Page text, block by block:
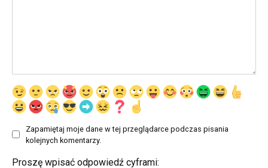
Zapamiętaj moje dane w tej przeglądarce podczas pisania
kolejnych komentarzy.
Proszę wpisać odpowiedź cyframi: